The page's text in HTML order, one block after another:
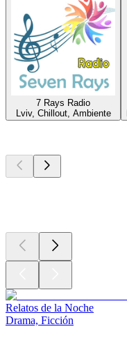
7 Rays Radio
Lviv, Chillout, Ambiente
Relatos de la Noche
Drama, Ficción